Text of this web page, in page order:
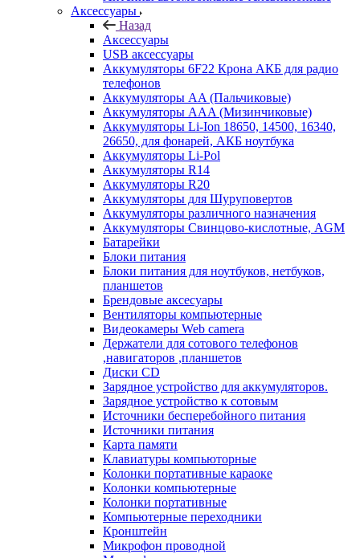
Аксессуары
Назад
Аксессуары
USB аксессуары
Аккумуляторы 6F22 Крона АКБ для радио
телефонов
Аккумуляторы AA (Пальчиковые)
Аккумуляторы AAA (Мизинчиковые)
Аккумуляторы Li-Ion 18650, 14500, 16340,
26650, для фонарей, АКБ ноутбука
Аккумуляторы Li-Pol
Аккумуляторы R14
Аккумуляторы R20
Аккумуляторы для Шуруповертов
Аккумуляторы различного назначения
Аккумуляторы Свинцово-кислотные, AGM
Батарейки
Блоки питания
Блоки питания для ноутбуков, нетбуков,
планшетов
Брендовые аксесуары
Вентиляторы компьютерные
Видеокамеры Web camera
Держатели для сотового телефонов
,навигаторов ,планшетов
Диски CD
Зарядное устройство для аккумуляторов.
Зарядное устройство к сотовым
Источники бесперебойного питания
Источники питания
Карта памяти
Клавиатуры компьюторные
Колонки портативные караоке
Колонки компьютерные
Колонки портативные
Компьютерные переходники
Кронштейн
Микрофон проводной